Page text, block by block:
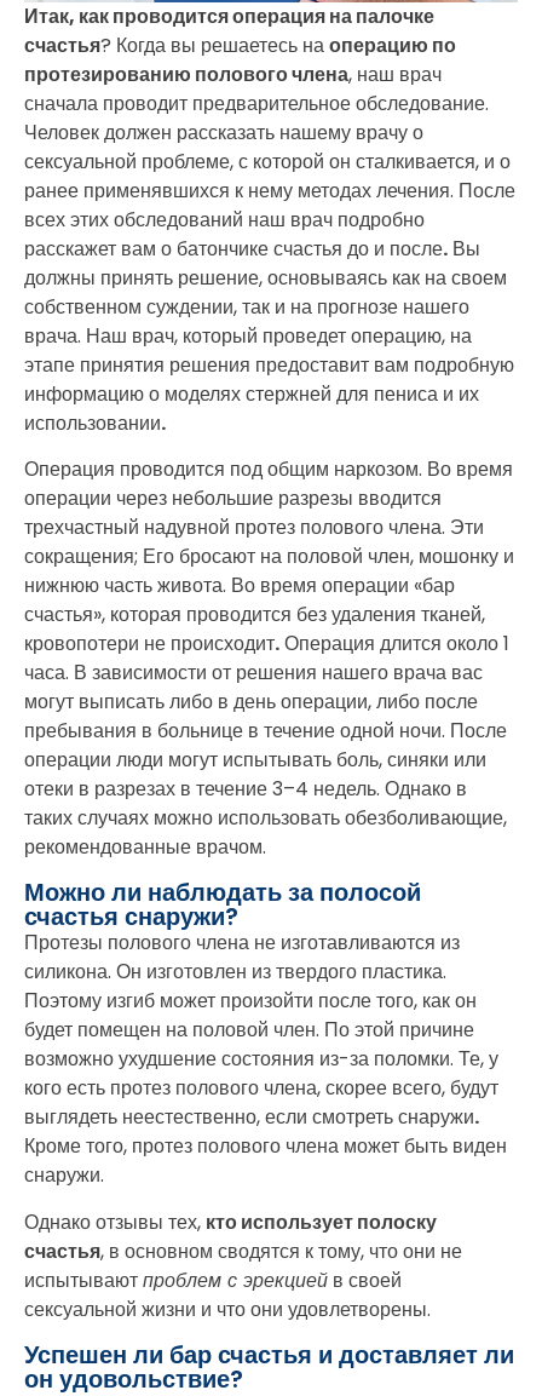
Итак, как проводится операция на палочке
счастья? Когда вы решаетесь наоперацию по
протезированию полового члена, наш врач
сначала проводит предварительное обследование.
Человек должен рассказать нашему врачу о
сексуальной проблеме, с которой он сталкивается, и о
ранее применявшихся к нему методах лечения. После
всех этих обследований наш врач подробно
расскажет вам о батончике счастья до и после. Вы
должны принять решение, основываясь как на своем
собственном суждении, так и на прогнозе нашего
врача. Наш врач, который проведет операцию, на
этапе принятия решения предоставит вам подробную
информацию о моделях стержней для пениса и их
использовании.
Операция проводится под общим наркозом. Во время
операции через небольшие разрезы вводится
трехчастный надувной протез полового члена. Эти
сокращения; Его бросают на половой член, мошонку и
нижнюю часть живота. Во время операции «бар
счастья», которая проводится без удаления тканей,
кровопотери не происходит.Операция длится около 1
часа. В зависимости от решения нашего врача вас
могут выписать либо в день операции, либо после
пребывания в больнице в течение одной ночи. После
операции люди могут испытывать боль, синяки или
отеки в разрезах в течение 3–4 недель. Однако в
таких случаях можно использовать обезболивающие,
рекомендованные врачом.
Можно ли наблюдать за полосой
счастья снаружи?
Протезы полового члена не изготавливаются из
силикона. Он изготовлен из твердого пластика.
Поэтому изгиб может произойти после того, как он
будет помещен на половой член. По этой причине
возможно ухудшение состояния из-за поломки. Те, у
кого есть протез полового члена, скорее всего, будут
выглядеть неестественно, если смотреть снаружи.
Кроме того, протез полового члена может быть виден
снаружи.
Однако отзывы тех, кто использует полоску
счастья, в основном сводятся к тому, что они не
испытываютпроблем с эрекцией в своей
сексуальной жизни и что они удовлетворены.
Успешен ли бар счастья и доставляет ли
он удовольствие?